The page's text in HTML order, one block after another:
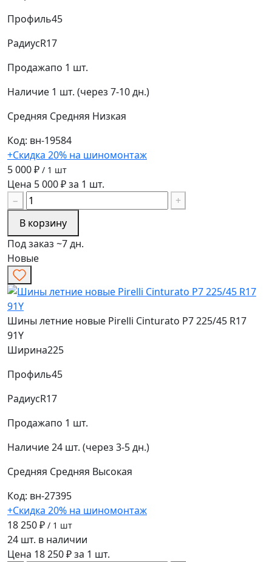
Профиль45
РадиусR17
Продажапо 1 шт.
Наличие 1 шт. (через 7-10 дн.)
Средняя Средняя Низкая
Код: вн-19584
+Скидка 20% на шиномонтаж
5 000 ₽ / 1 шт
Цена 5 000 ₽ за 1 шт.
−
+
В корзину
Под заказ ~7 дн.
Новые
Шины летние новые Pirelli Cinturato P7 225/45 R17
91Y
Ширина225
Профиль45
РадиусR17
Продажапо 1 шт.
Наличие24 шт. (через 3-5 дн.)
Средняя Средняя Высокая
Код: вн-27395
+Скидка 20% на шиномонтаж
18 250 ₽ / 1 шт
24 шт. в наличии
Цена 18 250 ₽ за 1 шт.